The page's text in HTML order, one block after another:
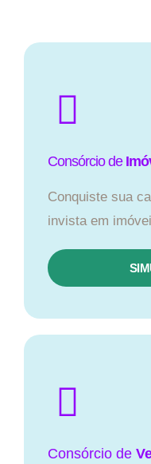
Consórcio de
Conquiste sua
invista em
Consórcio de